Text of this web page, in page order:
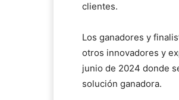
clientes.
Los ganadores y
otros innovadores y
junio de 2024 donde
solución ganadora.